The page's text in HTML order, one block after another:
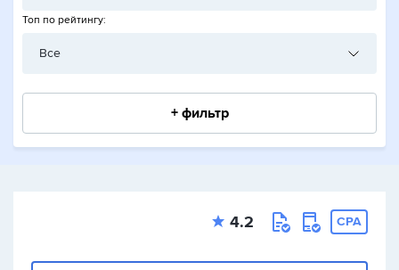
Топ по рейтингу:
Все
+ фильтр
4.2 CPA